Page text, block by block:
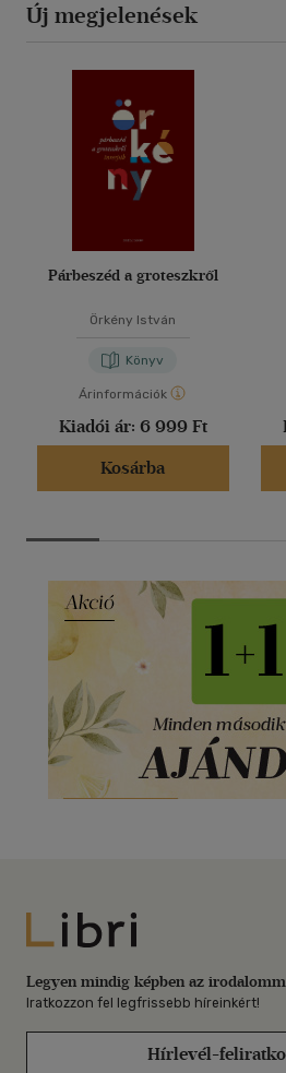
Új megjelenések
Párbeszéd a groteszkről
Örkény István
Könyv
Árinformációk
Kiadói ár: 6 999 Ft
Kosárba
Libri
Legyen mindig képben az
Iratkozzon fel legfrissebb híreinkért!
Hírlevél-